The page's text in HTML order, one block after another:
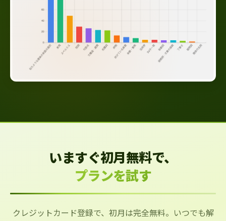
いますぐ初月無料で、
プランを試す
クレジットカード登録で、初月は完全無料。いつでも解